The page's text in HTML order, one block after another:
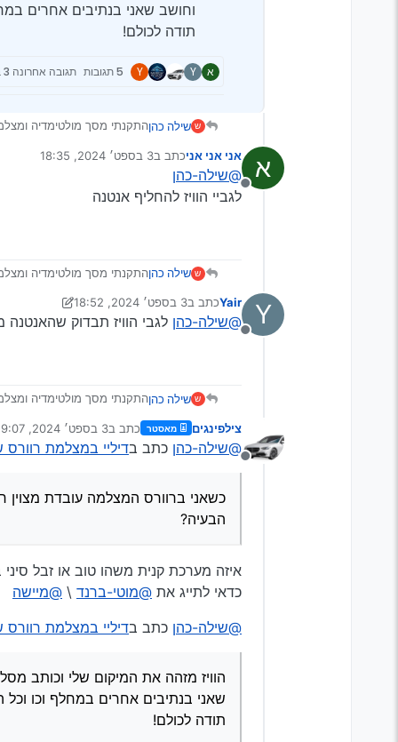
וחושב שאני בנתיבים אחרים
תודה לכולם!
א Y
Y 5 תגובות תגובה אחרונה 3 בספט׳ 2024, 18:35
ש שילה כהן
כשאני ברוורס המצלמה
בנתיבים אחרים במחלף
א
מנותק
אני אני אניכתב ב3 בספט׳ 2024, 18:35
נערך לאחרונה על ידי
@שילה-כהן
לגביי הוויז להחליף אנטנה
ש שילה כהן
כשאני ברוורס המצלמה
הוויז מזהה את המיקום
Y
מנותק
Yairכתב ב3 בספט׳ 2024, 18:52
נערך לאחרונה על ידי יעקב מ. פינס
@שילה-כהן לגבי הוויז תבדוק
ש שילה כהן
כשאני ברוורס המצלמה
הוויז מזהה את המיקום
מנותק
צילפינגים מאסטר כתב ב3 בספט׳ 2024, 19:07
נערך לאחרונה על ידי
@שילה-כהן כתב בדיליי במצלמת רוורס
כשאני ברוורס המצלמה עובדת
הבעיה?
איזה מערכת קנית משהו טוב או זבל סיני ב200
כדאי לתייג את @מוטי-ברנד \ @מיישה
@שילה-כהן כתב בדיליי במצלמת רוורס
הוויז מזהה את המיקום שלי וכותב
שאני בנתיבים אחרים במחלף וכו
תודה לכולם!